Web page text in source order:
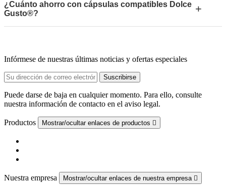
¿Cuánto ahorro con cápsulas compatibles Dolce
Gusto®?
+
Infórmese de nuestras últimas noticias y ofertas especiales
Puede darse de baja en cualquier momento. Para ello, consulte
nuestra información de contacto en el aviso legal.
Productos Mostrar/ocultar enlaces de productos 
Nuestra empresa Mostrar/ocultar enlaces de nuestra empresa 